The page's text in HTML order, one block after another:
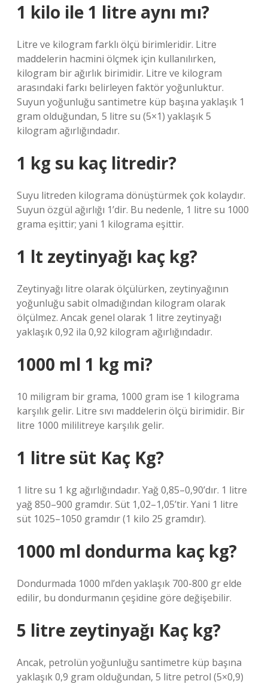
1 kilo ile 1 litre aynı mı?
Litre ve kilogram farklı ölçü birimleridir. Litre
maddelerin hacmini ölçmek için kullanılırken,
kilogram bir ağırlık birimidir. Litre ve kilogram
arasındaki farkı belirleyen faktör yoğunluktur.
Suyun yoğunluğu santimetre küp başına yaklaşık 1
gram olduğundan, 5 litre su (5×1) yaklaşık 5
kilogram ağırlığındadır.
1 kg su kaç litredir?
Suyu litreden kilograma dönüştürmek çok kolaydır.
Suyun özgül ağırlığı 1’dir. Bu nedenle, 1 litre su 1000
grama eşittir; yani 1 kilograma eşittir.
1 lt zeytinyağı kaç kg?
Zeytinyağı litre olarak ölçülürken, zeytinyağının
yoğunluğu sabit olmadığından kilogram olarak
ölçülmez. Ancak genel olarak 1 litre zeytinyağı
yaklaşık 0,92 ila 0,92 kilogram ağırlığındadır.
1000 ml 1 kg mi?
10 miligram bir grama, 1000 gram ise 1 kilograma
karşılık gelir. Litre sıvı maddelerin ölçü birimidir. Bir
litre 1000 mililitreye karşılık gelir.
1 litre süt Kaç Kg?
1 litre su 1 kg ağırlığındadır. Yağ 0,85–0,90’dır. 1 litre
yağ 850–900 gramdır. Süt 1,02–1,05’tir. Yani 1 litre
süt 1025–1050 gramdır (1 kilo 25 gramdır).
1000 ml dondurma kaç kg?
Dondurmada 1000 ml’den yaklaşık 700-800 gr elde
edilir, bu dondurmanın çeşidine göre değişebilir.
5 litre zeytinyağı Kaç kg?
Ancak, petrolün yoğunluğu santimetre küp başına
yaklaşık 0,9 gram olduğundan, 5 litre petrol (5×0,9)